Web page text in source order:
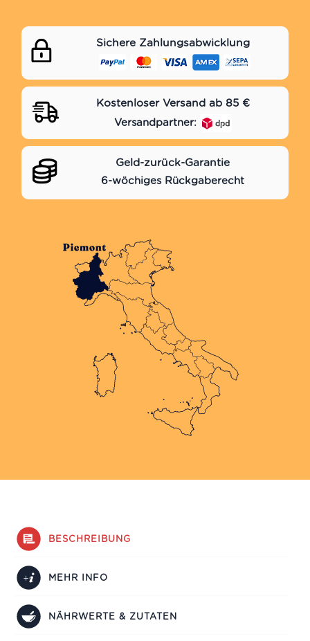
Sichere Zahlungsabwicklung
Kostenloser Versand ab 85 €
Versandpartner:
Geld-zurück-Garantie
6-wöchiges Rückgaberecht
BESCHREIBUNG
MEHR INFO
NÄHRWERTE & ZUTATEN